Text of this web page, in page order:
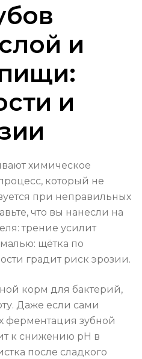
и
и
химическое
который не
при неправильных
что вы нанесли на
трение усилит
щётка по
градит риск эрозии.
корм для бактерий,
Даже если сами
ферментация зубной
к снижению pH в
после сладкого